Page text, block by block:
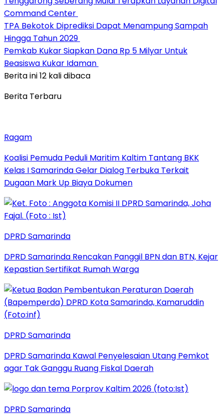
Command Center
TPA Bekotok Diprediksi Dapat Menampung Sampah
Hingga Tahun 2029
Pemkab Kukar Siapkan Dana Rp 5 Milyar Untuk
Beasiswa Kukar Idaman
Berita ini 12 kali dibaca
Berita Terbaru
Ragam
Koalisi Pemuda Peduli Maritim Kaltim Tantang BKK
Kelas I Samarinda Gelar Dialog Terbuka Terkait
Dugaan Mark Up Biaya Dokumen
DPRD Samarinda
DPRD Samarinda Rencakan Panggil BPN dan BTN, Kejar
Kepastian Sertifikat Rumah Warga
DPRD Samarinda
DPRD Samarinda Kawal Penyelesaian Utang Pemkot
agar Tak Ganggu Ruang Fiskal Daerah
DPRD Samarinda